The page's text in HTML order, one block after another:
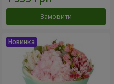
Замовити